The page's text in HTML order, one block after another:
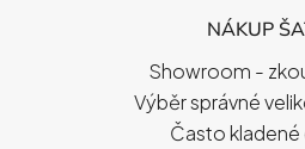
NÁKUP
Showroom -
Výběr správné
Často